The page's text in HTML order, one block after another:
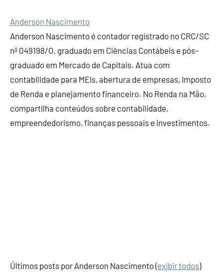
Anderson Nascimento
Anderson Nascimento é contador registrado no CRC/SC
nº 049198/O, graduado em Ciências Contábeis e pós-
graduado em Mercado de Capitais. Atua com
contabilidade para MEIs, abertura de empresas, Imposto
de Renda e planejamento financeiro. No Renda na Mão,
compartilha conteúdos sobre contabilidade,
empreendedorismo, finanças pessoais e investimentos.
Últimos posts por Anderson Nascimento(exibir todos)